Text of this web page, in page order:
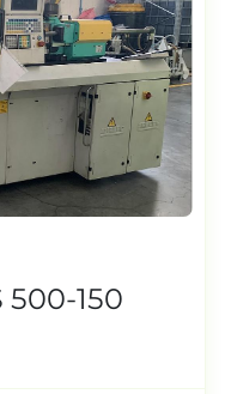
500-150